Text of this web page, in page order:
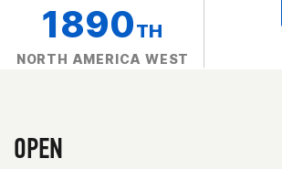
1890TH
NORTH AMERICA WEST
OPEN